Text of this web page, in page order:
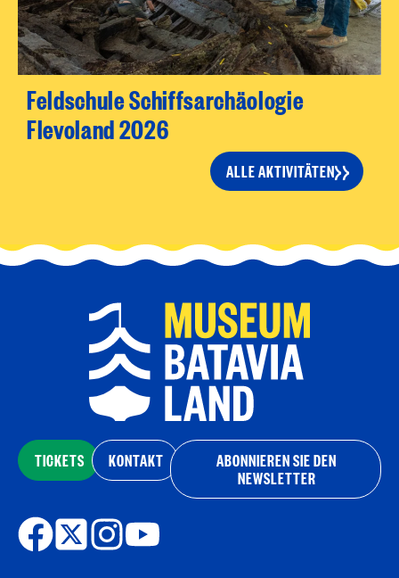
Feldschule Schiffsarchäologie
Flevoland 2026
ALLE AKTIVITÄTEN
TICKETS KONTAKT
ABONNIEREN SIE DEN
NEWSLETTER